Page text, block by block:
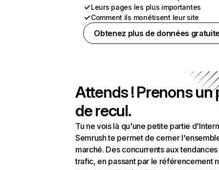
Leurs pages les plus importantes
Comment ils monétisent leur site
Obtenez plus de données
Attends ! Prenons un
de recul.
Tu ne vois là qu'une petite partie
Semrush te permet de cerner
marché. Des concurrents aux
trafic, en passant par le référencement